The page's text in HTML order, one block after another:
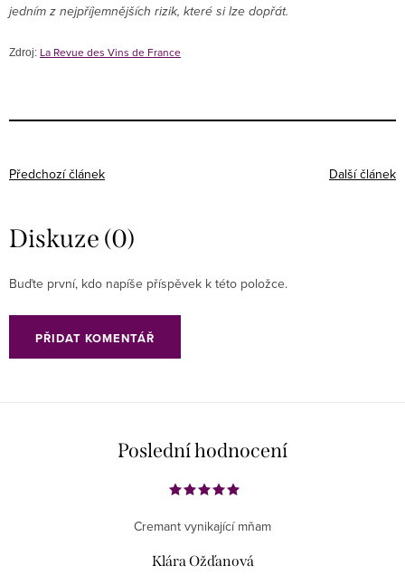
jedním z nejpříjemnějších rizik, které si lze dopřát.
Zdroj: La Revue des Vins de France
Předchozí článek Další článek
Diskuze (0)
Buďte první, kdo napíše příspěvek k této položce.
PŘIDAT KOMENTÁŘ
Poslední hodnocení
Cremant vynikající mňam
Klára Ožďanová